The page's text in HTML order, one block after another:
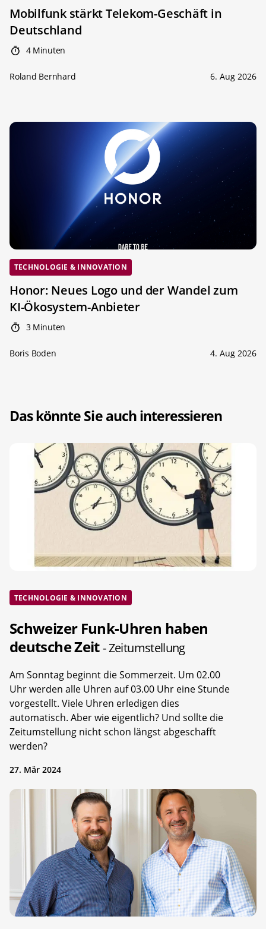
Mobilfunk stärkt Telekom-Geschäft in
Deutschland
4 Minuten
Roland Bernhard 6. Aug 2026
TECHNOLOGIE & INNOVATION
Honor: Neues Logo und der Wandel zum
KI-Ökosystem-Anbieter
3 Minuten
Boris Boden 4. Aug 2026
Das könnte Sie auch interessieren
TECHNOLOGIE & INNOVATION
Schweizer Funk-Uhren haben
deutsche Zeit- Zeitumstellung
Am Sonntag beginnt die Sommerzeit. Um 02.00
Uhr werden alle Uhren auf 03.00 Uhr eine Stunde
vorgestellt. Viele Uhren erledigen dies
automatisch. Aber wie eigentlich? Und sollte die
Zeitumstellung nicht schon längst abgeschafft
werden?
27. Mär 2024